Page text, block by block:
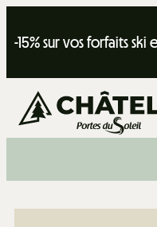
-15% sur vos forfaits